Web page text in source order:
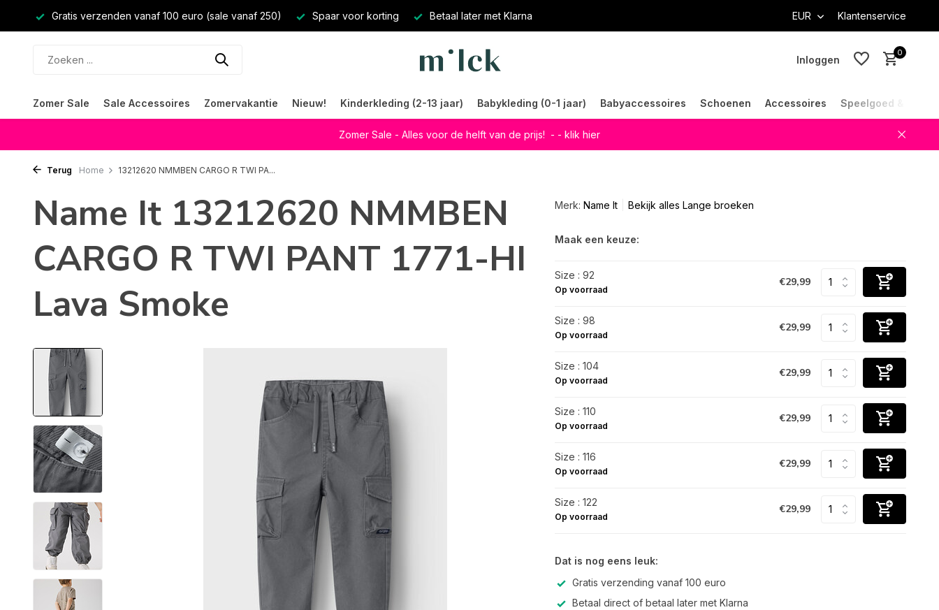
Gratis verzenden vanaf 100 euro (sale vanaf 250) Spaar voor korting Betaal later met Klarna EUR Klantenservice
Inloggen
0
Zomer Sale Sale Accessoires Zomervakantie Nieuw! Kinderkleding (2-13 jaar) Babykleding (0-1 jaar) Babyaccessoires Schoenen Accessoires Speelgoed &
Zomer Sale - Alles voor de helft van de prijs! - - klik hier
Terug Home 13212620 NMMBEN CARGO R TWI PA...
Name It 13212620 NMMBEN
CARGO R TWI PANT 1771-HI
Lava Smoke
Merk: Name It Bekijk alles Lange broeken
Maak een keuze:
Size : 92
Op voorraad
€29,99
Size : 98
Op voorraad
€29,99
Size : 104
Op voorraad
€29,99
Size : 110
Op voorraad
€29,99
Size : 116
Op voorraad
€29,99
Size : 122
Op voorraad
€29,99
Dat is nog eens leuk:
Gratis verzending vanaf 100 euro
Betaal direct of betaal later met Klarna